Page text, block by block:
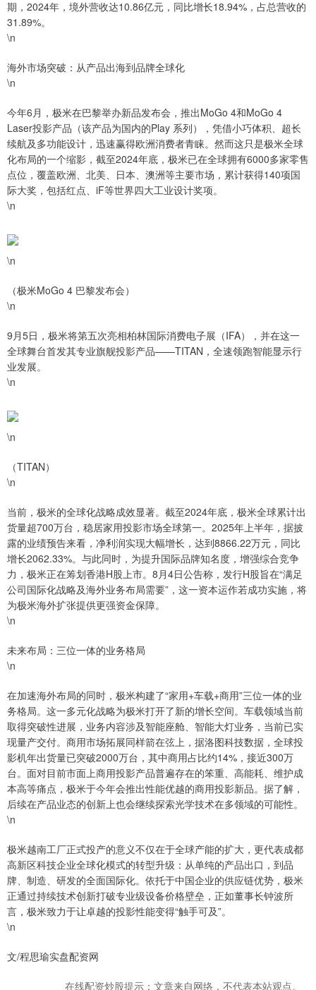
期，2024年，境外营收达10.86亿元，同比增长18.94%，占总营收的
31.89%。
\n
海外市场突破：从产品出海到品牌全球化
\n
今年6月，极米在巴黎举办新品发布会，推出MoGo 4和MoGo 4
Laser投影产品（该产品为国内的Play 系列），凭借小巧体积、超长
续航及多功能设计，迅速赢得欧洲消费者青睐。然而这只是极米全球
化布局的一个缩影，截至2024年底，极米已在全球拥有6000多家零售
点位，覆盖欧洲、北美、日本、澳洲等主要市场，累计获得140项国
际大奖，包括红点、iF等世界四大工业设计奖项。
\n
\n
（极米MoGo 4 巴黎发布会）
\n
9月5日，极米将第五次亮相柏林国际消费电子展（IFA），并在这一
全球舞台首发其专业旗舰投影产品——TITAN，全速领跑智能显示行
业发展。
\n
\n
（TITAN）
\n
当前，极米的全球化战略成效显著。截至2024年底，极米全球累计出
货量超700万台，稳居家用投影市场全球第一。2025年上半年，据披
露的业绩预告来看，净利润实现大幅增长，达到8866.22万元，同比
增长2062.33%。与此同时，为提升国际品牌知名度，增强综合竞争
力，极米正在筹划香港H股上市。8月4日公告称，发行H股旨在“满足
公司国际化战略及海外业务布局需要”，这一资本运作若成功实施，将
为极米海外扩张提供更强资金保障。
\n
未来布局：三位一体的业务格局
\n
在加速海外布局的同时，极米构建了“家用+车载+商用”三位一体的业
务格局。这一多元化战略为极米打开了新的增长空间。车载领域当前
取得突破性进展，业务内容涉及智能座舱、智能大灯业务，当前已实
现量产交付。商用市场拓展同样箭在弦上，据洛图科技数据，全球投
影机年出货量已突破2000万台，其中商用占比约14%，接近300万
台。面对目前市面上商用投影产品普遍存在的笨重、高能耗、维护成
本高等痛点，极米于今年会推出性能优越的商用投影新品。据了解，
后续在产品业态的创新上也会继续探索光学技术在多领域的可能性。
\n
极米越南工厂正式投产的意义不仅在于全球产能的扩大，更代表成都
高新区科技企业全球化模式的转型升级：从单纯的产品出口，到品
牌、制造、研发的全面国际化。依托于中国企业的供应链优势，极米
正通过持续技术创新打破专业级设备价格壁垒，正如董事长钟波所
言，极米致力于让卓越的投影性能变得“触手可及”。
\n
文/程思瑜实盘配资网
在线配资炒股提示：文章来自网络，不代表本站观点。